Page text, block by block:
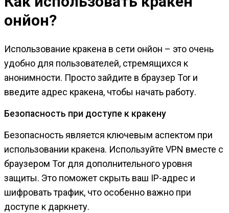
онйон?
Использование кракена в сети онйон – это очень
удобно для пользователей, стремящихся к
анонимности. Просто зайдите в браузер Tor и
введите адрес кракена, чтобы начать работу.
Безопасность при доступе к кракену
Безопасность является ключевым аспектом при
использовании кракена. Используйте VPN вместе с
браузером Tor для дополнительного уровня
защиты. Это поможет скрыть ваш IP-адрес и
шифровать трафик, что особенно важно при
доступе к даркнету.